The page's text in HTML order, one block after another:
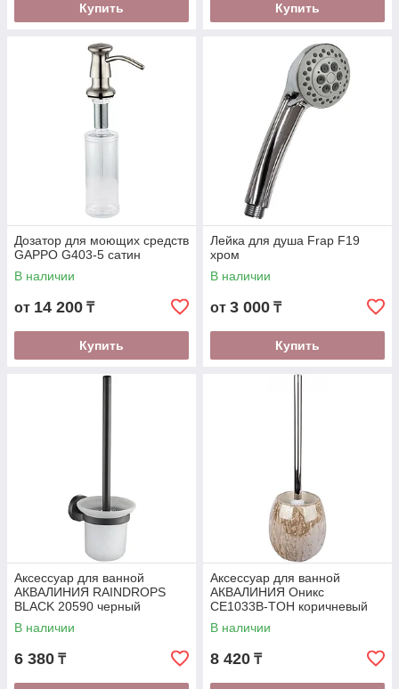
Купить Купить
Дозатор для моющих средств
GAPPO G403-5 сатин
В наличии
от 14 200 ₸
Купить
Лейка для душа Frap F19
хром
В наличии
от 3 000 ₸
Купить
Аксессуар для ванной
АКВАЛИНИЯ RAINDROPS
BLACK 20590 черный
В наличии
6 380 ₸
Аксессуар для ванной
АКВАЛИНИЯ Оникс
CE1033B-TOH коричневый
В наличии
8 420 ₸